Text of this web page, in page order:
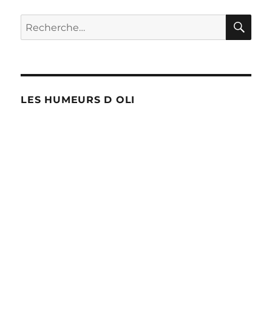
2026
Recherche
pour :
LES HUMEURS D OLI